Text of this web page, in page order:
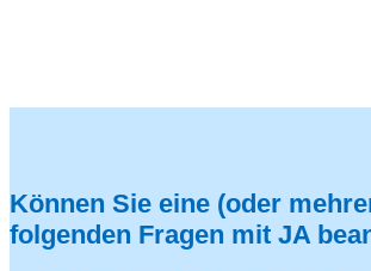
Können Sie eine (oder
folgenden Fragen mit JA